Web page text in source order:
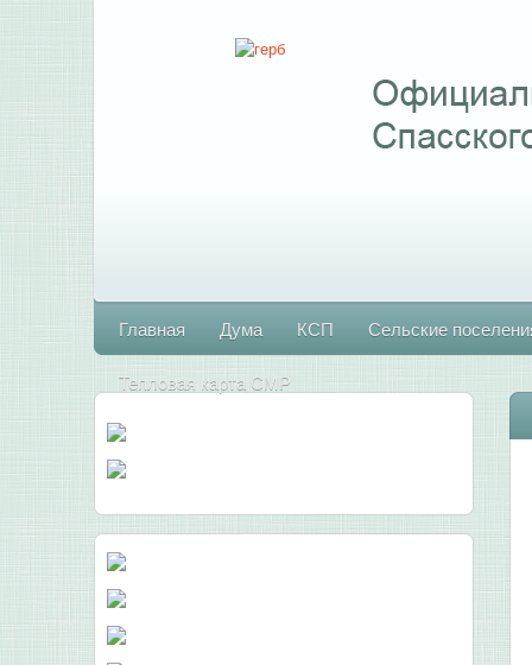
Главная Дума КСП Сельские
Тепловая карта СМР